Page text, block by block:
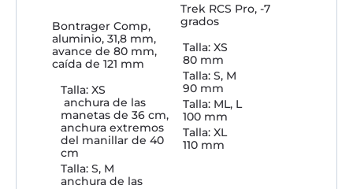
Bontrager Comp,
aluminio, 31,8 mm,
avance de 80 mm,
caída de 121 mm
Talla: XS
anchura de las
manetas de 36 cm,
anchura extremos
del manillar de 40
cm
Talla: S, M
anchura de las
Trek RCS Pro, -7
grados
Talla: XS
80 mm
Talla: S, M
90 mm
Talla: ML, L
100 mm
Talla: XL
110 mm